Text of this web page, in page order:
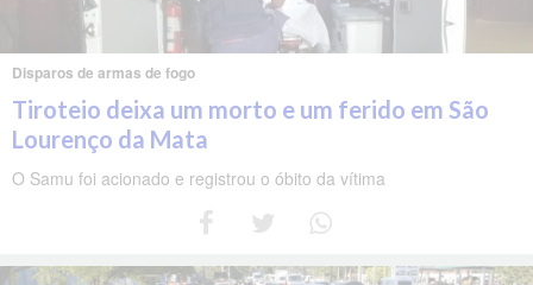
Disparos de armas de fogo
Tiroteio deixa um morto e um ferido em São
Lourenço da Mata
O Samu foi acionado e registrou o óbito da vítima